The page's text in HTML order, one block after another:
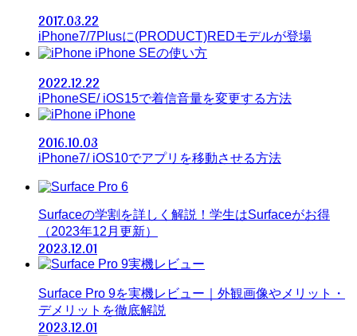
2017.03.22
iPhone7/7Plusに(PRODUCT)REDモデルが登場
iPhone SEの使い方
2022.12.22
iPhoneSE/ iOS15で着信音量を変更する方法
iPhone
2016.10.03
iPhone7/ iOS10でアプリを移動させる方法
Surfaceの学割を詳しく解説！学生はSurfaceがお得
（2023年12月更新）
2023.12.01
Surface Pro 9を実機レビュー｜外観画像やメリット・
デメリットを徹底解説
2023.12.01